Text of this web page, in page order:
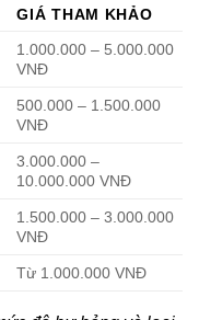
GIÁ THAM KHẢO
1.000.000 – 5.000.000
VNĐ
500.000 – 1.500.000
VNĐ
3.000.000 –
10.000.000 VNĐ
1.500.000 – 3.000.000
VNĐ
Từ 1.000.000 VNĐ